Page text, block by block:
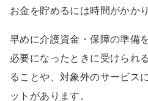
お金を貯めるには時間がかか
早めに介護資金・保障の準備
必要になったときに受けられ
ることや、対象外のサービス
ットがあります。